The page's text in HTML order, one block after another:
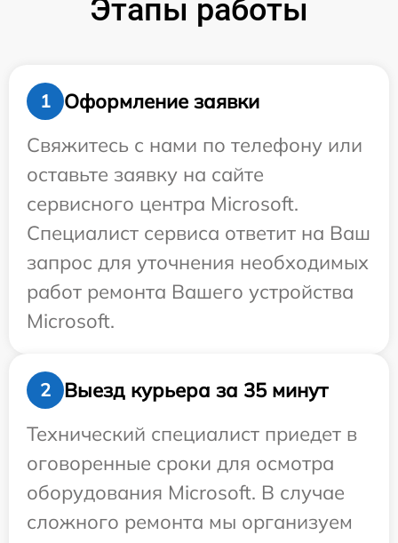
Этапы работы
1
Оформление заявки
Свяжитесь с нами по телефону или
оставьте заявку на сайте
сервисного центра Microsoft.
Специалист сервиса ответит на Ваш
запрос для уточнения необходимых
работ ремонта Вашего устройства
Microsoft.
2
Выезд курьера за 35 минут
Технический специалист приедет в
оговоренные сроки для осмотра
оборудования Microsoft. В случае
сложного ремонта мы организуем